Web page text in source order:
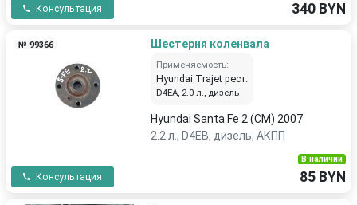
Консультация 340 BYN
№ 99366 Шестерня коленвала
Применяемость:
Hyundai Trajet рест.
D4EA, 2.0 л., дизель
Hyundai Santa Fe 2 (CM) 2007
2.2 л., D4EB, дизель, АКПП
Консультация
В наличии
85 BYN